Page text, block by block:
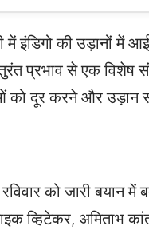
में इंडिगो की उड़ानों में
प्रभाव से एक विशेष
को दूर करने और उड़ान
को जारी बयान में
व्हिटेकर, अमिताभ